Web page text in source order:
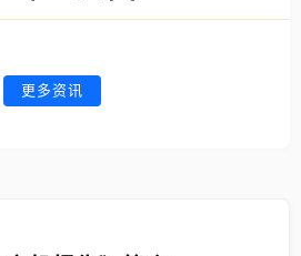
更多资讯